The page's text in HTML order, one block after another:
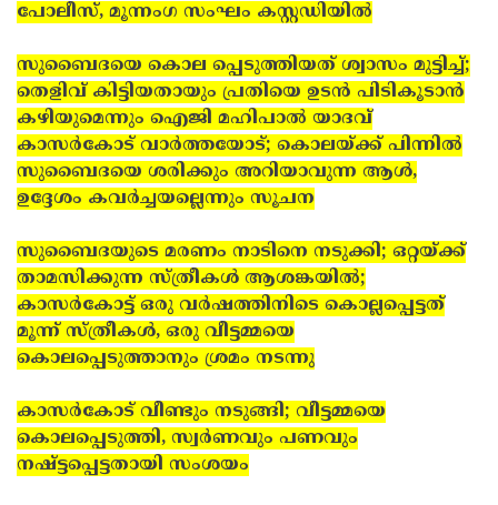
പോലീസ്, മൂന്നംഗ സംഘം കസ്റ്റഡിയില്‍
സുബൈദയെ കൊല പ്പെടുത്തിയത് ശ്വാസം മുട്ടിച്ച്;
തെളിവ് കിട്ടിയതായും പ്രതിയെ ഉടന്‍ പിടികൂടാന്‍
കഴിയുമെന്നും ഐജി മഹിപാല്‍ യാദവ്
കാസര്‍കോട് വാര്‍ത്തയോട്; കൊലയ്ക്ക് പിന്നില്‍
സുബൈദയെ ശരിക്കും അറിയാവുന്ന ആള്‍,
ഉദ്ദേശം കവര്‍ച്ചയല്ലെന്നും സൂചന
സുബൈദയുടെ മരണം നാടിനെ നടുക്കി; ഒറ്റയ്ക്ക്
താമസിക്കുന്ന സ്ത്രീകള്‍ ആശങ്കയില്‍;
കാസര്‍കോട്ട് ഒരു വര്‍ഷത്തിനിടെ കൊല്ലപ്പെട്ടത്
മൂന്ന് സ്ത്രീകള്‍, ഒരു വീട്ടമ്മയെ
കൊലപ്പെടുത്താനും ശ്രമം നടന്നു
കാസര്‍കോട് വീണ്ടും നടുങ്ങി; വീട്ടമ്മയെ
കൊലപ്പെടുത്തി, സ്വര്‍ണവും പണവും
നഷ്ട്ടപ്പെട്ടതായി സംശയം